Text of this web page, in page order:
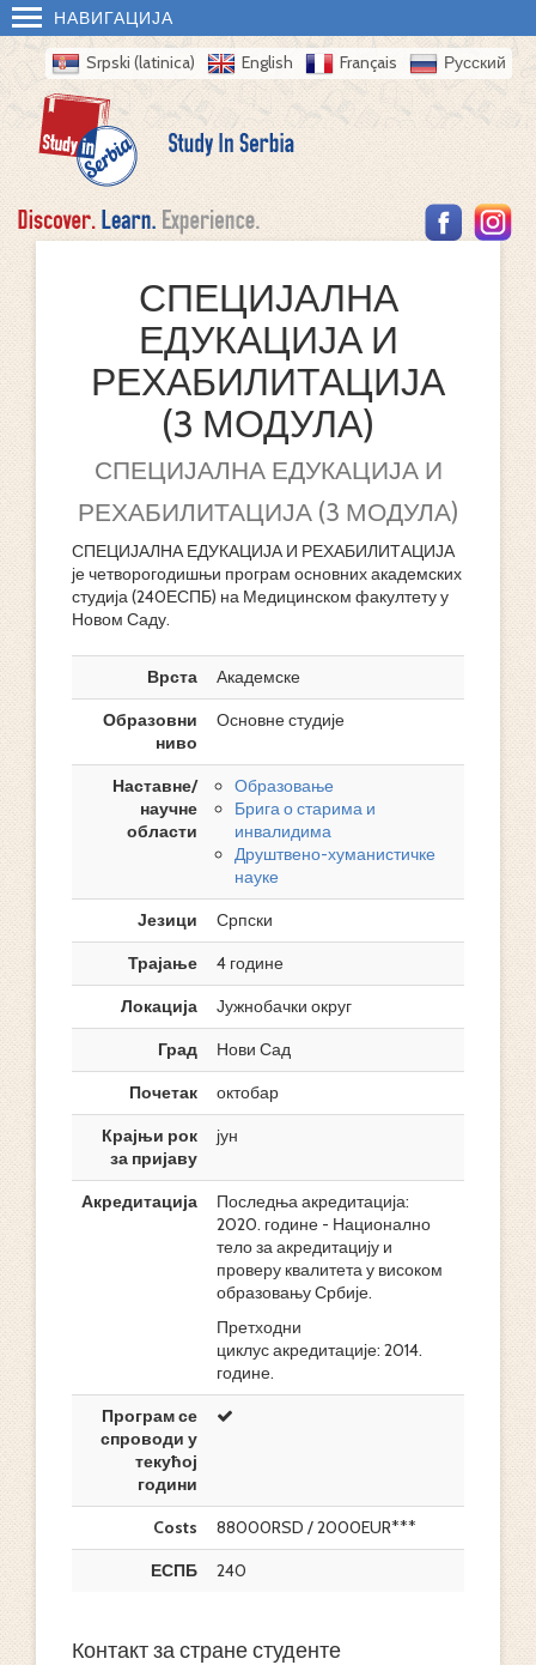
НАВИГАЦИЈА
Srpski (latinica) English Français Русский
СПЕЦИЈАЛНА
ЕДУКАЦИЈА И
РЕХАБИЛИТАЦИЈА
(3 МОДУЛА)
СПЕЦИЈАЛНА ЕДУКАЦИЈА И
РЕХАБИЛИТАЦИЈА (3 МОДУЛА)
СПЕЦИЈАЛНА ЕДУКАЦИЈА И РЕХАБИЛИТАЦИЈА
је четворогодишњи програм основних академских
студија (240ЕСПБ) на Медицинском факултету у
Новом Саду.
Врста
Академске
Образовни
ниво
Основне студије
Наставне/
научне
области
Образовање
Брига о старима и
инвалидима
Друштвено-хуманистичке
науке
Језици
Српски
Трајање
4 године
Локација
Јужнобачки округ
Град
Нови Сад
Почетак
октобар
Крајњи рок
за пријаву
јун
Акредитација
Последња акредитација:
2020. године - Национално
тело за акредитацију и
проверу квалитета у високом
образовању Србије.
Претходни
циклус акредитације: 2014.
године.
Програм се
спроводи у
текућој
години
Costs
88000RSD / 2000EUR***
ЕСПБ
240
Контакт за стране студенте